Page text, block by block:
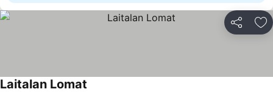
Partilhar
Laitalan Lomat